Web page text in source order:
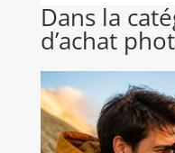
Dans la
d’achat